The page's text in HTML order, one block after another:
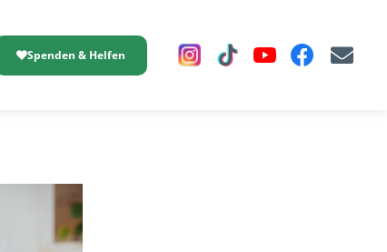
Spenden & Helfen